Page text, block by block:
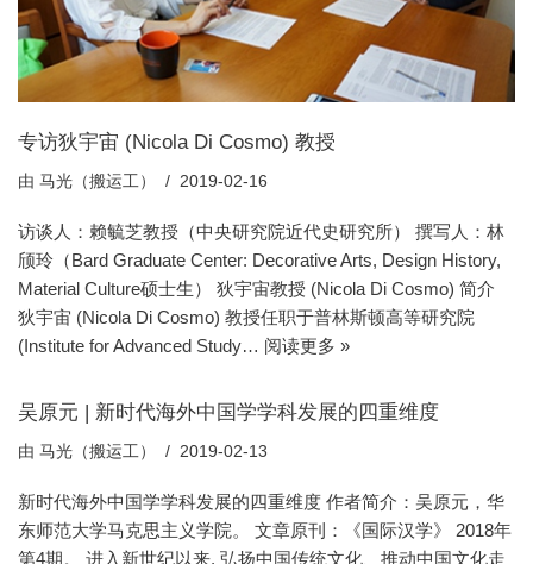
专访狄宇宙 (Nicola Di Cosmo) 教授
由 马光（搬运工） 2019-02-16
访谈人：赖毓芝教授（中央研究院近代史研究所） 撰写人：林
颀玲（Bard Graduate Center: Decorative Arts, Design History,
Material Culture硕士生） 狄宇宙教授 (Nicola Di Cosmo) 简介
狄宇宙 (Nicola Di Cosmo) 教授任职于普林斯顿高等研究院
(Institute for Advanced Study… 阅读更多 »
吴原元 | 新时代海外中国学学科发展的四重维度
由 马光（搬运工） 2019-02-13
新时代海外中国学学科发展的四重维度 作者简介：吴原元，华
东师范大学马克思主义学院。 文章原刊：《国际汉学》 2018年
第4期。 进入新世纪以来, 弘扬中国传统文化、推动中国文化走